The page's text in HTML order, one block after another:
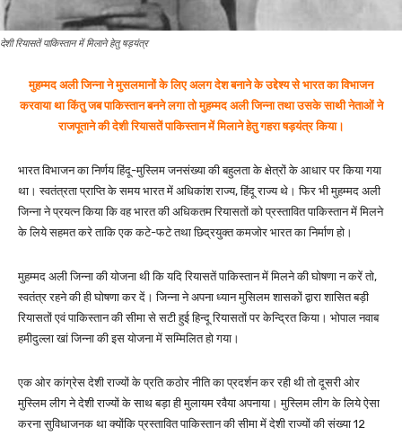
देशी रियासतें पाकिस्तान में मिलाने हेतु षड़यंत्र
मुहम्मद अली जिन्ना ने मुसलमानों के लिए अलग देश बनाने के उद्देश्य से भारत का विभाजन
करवाया था किंतु जब पाकिस्तान बनने लगा तो मुहम्मद अली जिन्ना तथा उसके साथी नेताओं ने
राजपूताने की देशी रियासतें पाकिस्तान में मिलाने हेतु गहरा षड़यंत्र किया।
भारत विभाजन का निर्णय हिंदू-मुस्लिम जनसंख्या की बहुलता के क्षेत्रों के आधार पर किया गया
था। स्वतंत्रता प्राप्ति के समय भारत में अधिकांश राज्य, हिंदू राज्य थे। फिर भी मुहम्मद अली
जिन्ना ने प्रयत्न किया कि वह भारत की अधिकतम रियासतों को प्रस्तावित पाकिस्तान में मिलने
के लिये सहमत करे ताकि एक कटे-फटे तथा छिद्रयुक्त कमजोर भारत का निर्माण हो।
मुहम्मद अली जिन्ना की योजना थी कि यदि रियासतें पाकिस्तान में मिलने की घोषणा न करें तो,
स्वतंत्र रहने की ही घोषणा कर दें। जिन्ना ने अपना ध्यान मुसिलम शासकों द्वारा शासित बड़ी
रियासतों एवं पाकिस्तान की सीमा से सटी हुई हिन्दू रियासतों पर केन्द्रित किया। भोपाल नवाब
हमीदुल्ला खां जिन्ना की इस योजना में सम्मिलित हो गया।
एक ओर कांग्रेस देशी राज्यों के प्रति कठोर नीति का प्रदर्शन कर रही थी तो दूसरी ओर
मुस्लिम लीग ने देशी राज्यों के साथ बड़ा ही मुलायम रवैया अपनाया। मुस्लिम लीग के लिये ऐसा
करना सुविधाजनक था क्योंकि प्रस्तावित पाकिस्तान की सीमा में देशी राज्यों की संख्या 12